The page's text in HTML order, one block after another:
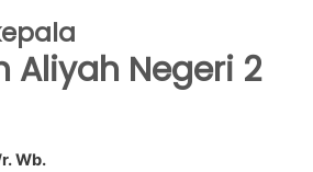
Aliyah Negeri 2
Wb.